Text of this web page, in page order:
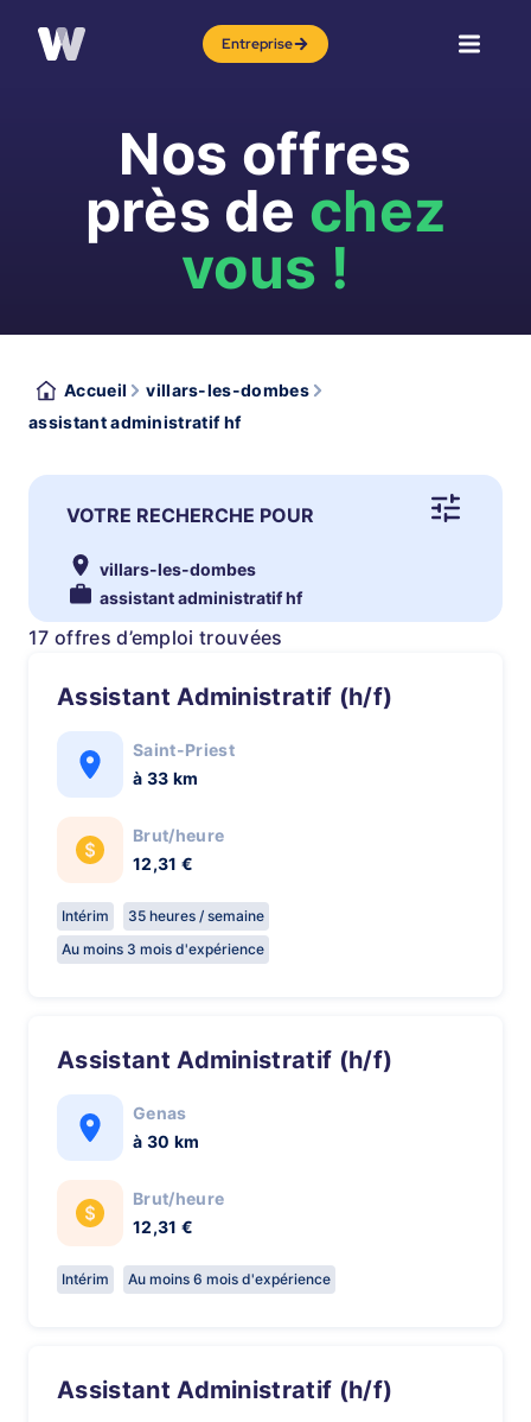
Entreprise
Nos offres
près de chez
vous !
Accueil
villars-les-dombes
assistant administratif hf
VOTRE RECHERCHE POUR
villars-les-dombes
assistant administratif hf
17 offres d’emploi trouvées
Assistant Administratif (h/f)
Saint-Priest
à 33 km
Brut/heure
12,31 €
Intérim
35 heures / semaine
Au moins 3 mois d'expérience
Assistant Administratif (h/f)
Genas
à 30 km
Brut/heure
12,31 €
Intérim Au moins 6 mois d'expérience
Assistant Administratif (h/f)